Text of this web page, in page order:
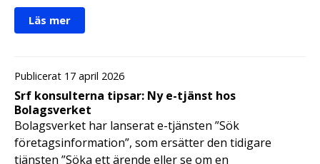
Läs mer
Publicerat 17 april 2026
Srf konsulterna tipsar: Ny e-tjänst hos
Bolagsverket
Bolagsverket har lanserat e-tjänsten ”Sök
företagsinformation”, som ersätter den tidigare
tjänsten ”Söka ett ärende eller se om en